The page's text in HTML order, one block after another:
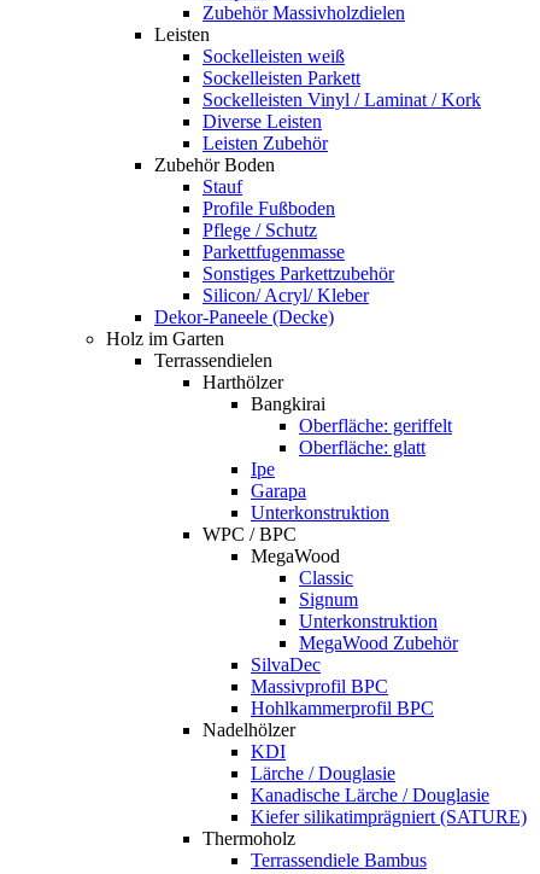
Zubehör Massivholzdielen
Leisten
Sockelleisten weiß
Sockelleisten Parkett
Sockelleisten Vinyl / Laminat / Kork
Diverse Leisten
Leisten Zubehör
Zubehör Boden
Stauf
Profile Fußboden
Pflege / Schutz
Parkettfugenmasse
Sonstiges Parkettzubehör
Silicon/ Acryl/ Kleber
Dekor-Paneele (Decke)
Holz im Garten
Terrassendielen
Harthölzer
Bangkirai
Oberfläche: geriffelt
Oberfläche: glatt
Ipe
Garapa
Unterkonstruktion
WPC / BPC
MegaWood
Classic
Signum
Unterkonstruktion
MegaWood Zubehör
SilvaDec
Massivprofil BPC
Hohlkammerprofil BPC
Nadelhölzer
KDI
Lärche / Douglasie
Kanadische Lärche / Douglasie
Kiefer silikatimprägniert (SATURE)
Thermoholz
Terrassendiele Bambus